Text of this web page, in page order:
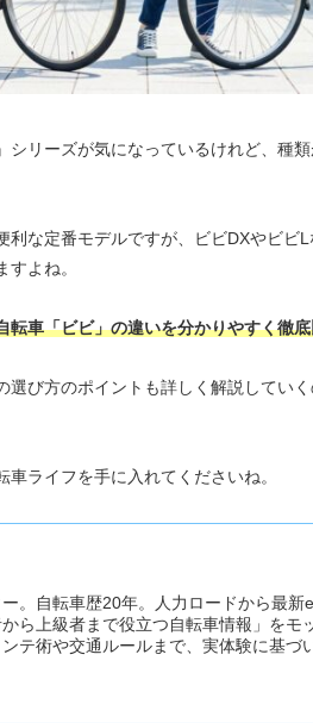
シリーズが気になっているけれど、種
利な定番モデルですが、ビビDXやビビ
よね。
転車「ビビ」の違いを分かりやすく徹
選び方のポイントも詳しく解説してい
ライフを手に入れてくださいね。
。自転車歴20年。人力ロードから最
ら上級者まで役立つ自転車情報」をモ
テ術や交通ルールまで、実体験に基づ